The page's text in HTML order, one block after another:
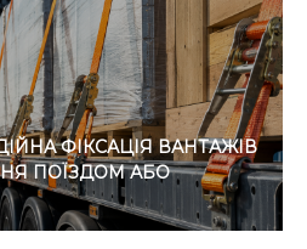
ФІКСАЦІЯ ВАНТАЖІВ
ПОЇЗДОМ АБО